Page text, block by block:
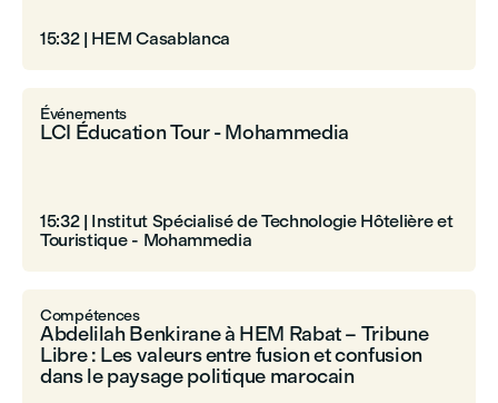
15:32| HEM Casablanca
Événements
LCI Éducation Tour - Mohammedia
15:32| Institut Spécialisé de Technologie Hôtelière et
Touristique - Mohammedia
Compétences
Abdelilah Benkirane à HEM Rabat – Tribune
Libre : Les valeurs entre fusion et confusion
dans le paysage politique marocain